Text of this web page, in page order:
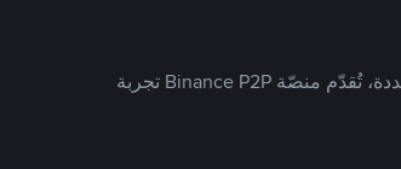
بينما تستهدف العديد من منصّات تداول P2P أسواقًا مُحددة، تُقدّم منصّة Binance P2P تجربة